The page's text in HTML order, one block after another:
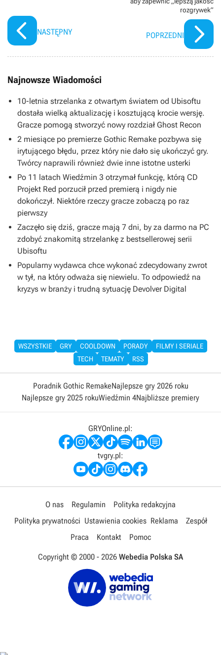
NASTĘPNY
rozgrywek”
POPRZEDNI
Najnowsze Wiadomości
10-letnia strzelanka z otwartym światem od Ubisoftu
dostała wielką aktualizację i kosztującą krocie wersję.
Gracze pomogą stworzyć nowy rozdział Ghost Recon
2 miesiące po premierze Gothic Remake pozbywa się
irytującego błędu, przez który nie dało się ukończyć gry.
Twórcy naprawili również dwie inne istotne usterki
Po 11 latach Wiedźmin 3 otrzymał funkcję, którą CD
Projekt Red porzucił przed premierą i nigdy nie
dokończył. Niektóre rzeczy gracze zobaczą po raz
pierwszy
Zaczęło się dziś, gracze mają 7 dni, by za darmo na PC
zdobyć znakomitą strzelankę z bestsellerowej serii
Ubisoftu
Popularny wydawca chce wykonać zdecydowany zwrot
w tył, na który odważa się niewielu. To odpowiedź na
kryzys w branży i trudną sytuację Devolver Digital
WSZYSTKIE GRY COOLDOWN PORADY
FILMY I SERIALE
TECH
TEMATY RSS
Poradnik Gothic RemakeNajlepsze gry 2026 roku
Najlepsze gry 2025 rokuWiedźmin 4Najbliższe premiery
GRYOnline.pl:
tvgry.pl:
O nas Regulamin
Polityka redakcyjna
Polityka prywatności Ustawienia cookies Reklama
Zespół
Praca
Kontakt Pomoc
Copyright © 2000 - 2026 Webedia Polska SA